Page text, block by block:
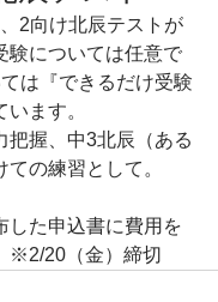
2向け北辰テストが
験については任意で
は『できるだけ受験
ます。
握、中3北辰（ある
の練習として。
した申込書に費用を
※2/20（金）締切